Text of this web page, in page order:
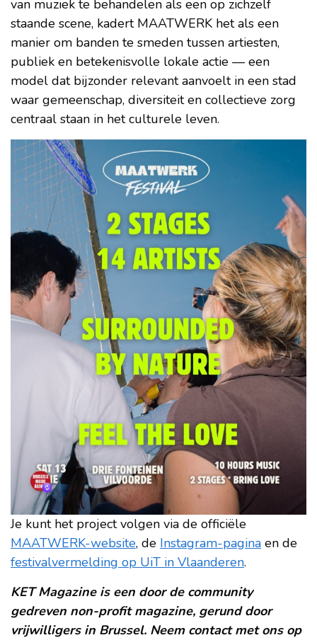
van muziek te behandelen als een op zichzelf
staande scene, kadert MAATWERK het als een
manier om banden te smeden tussen artiesten,
publiek en betekenisvolle lokale actie — een
model dat bijzonder relevant aanvoelt in een stad
waar gemeenschap, diversiteit en collectieve zorg
centraal staan in het culturele leven.
Je kunt het project volgen via de officiële
MAATWERK-website, de Instagram-pagina en de
festivalvermelding op UiT in Vlaanderen.
KET Magazine is een door de community
gedreven non-profit magazine, gerund door
vrijwilligers in Brussel. Neem contact met ons op